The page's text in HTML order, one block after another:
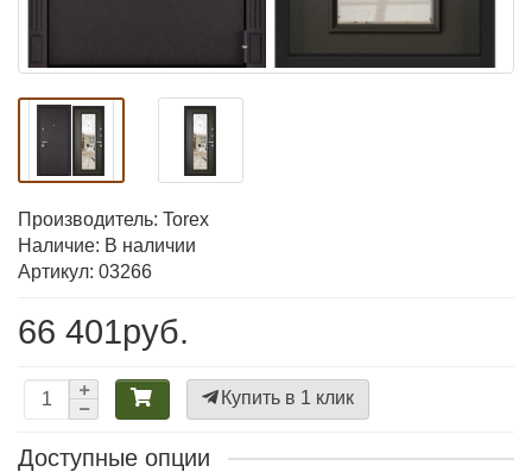
Производитель: Torex
Наличие: В наличии
Артикул: 03266
66 401руб.
Купить в 1 клик
Доступные опции